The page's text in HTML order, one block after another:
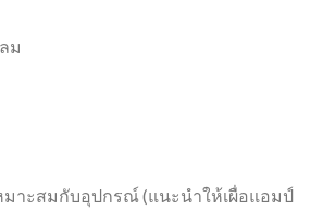
ม
มาะสมกับอุปกรณ์ (แนะนำให้เผื่อแอมป์